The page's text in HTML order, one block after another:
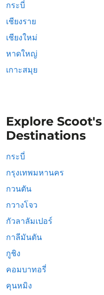
กระบี่
เชียงราย
เชียงใหม่
หาดใหญ่
เกาะสมุย
Explore
Destinations
กระบี่
กรุงเทพมหานคร
กวนตัน
กวางโจว
กัวลาลัมเปอร์
กาลีมันตัน
กูชิง
คอมบาทอรี่
คุนหมิง